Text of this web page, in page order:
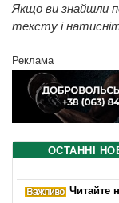
Якщо ви знайшли
тексту і
Реклама
ОСТАННІ
Читайте